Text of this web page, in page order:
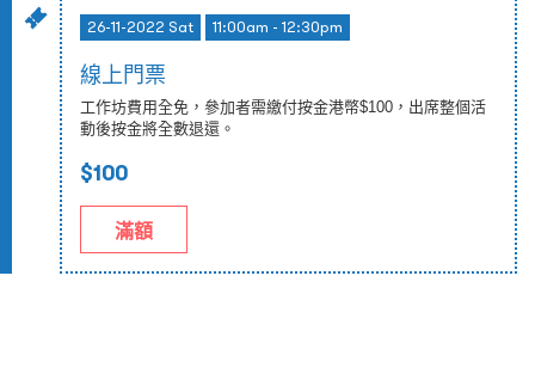
26-11-2022 Sat 11:00am - 12:30pm
線上門票
工作坊費用全免，參加者需繳付按金港幣$100，出席整個活
動後按金將全數退還。
$100
滿額